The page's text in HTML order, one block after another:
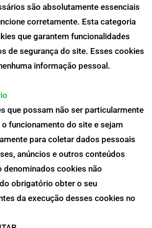
são absolutamente essenciais
corretamente. Esta categoria
que garantem funcionalidades
de segurança do site. Esses cookies
informação pessoal.
que possam não ser particularmente
funcionamento do site e sejam
para coletar dados pessoais
anúncios e outros conteúdos
denominados cookies não
obrigatório obter o seu
da execução desses cookies no